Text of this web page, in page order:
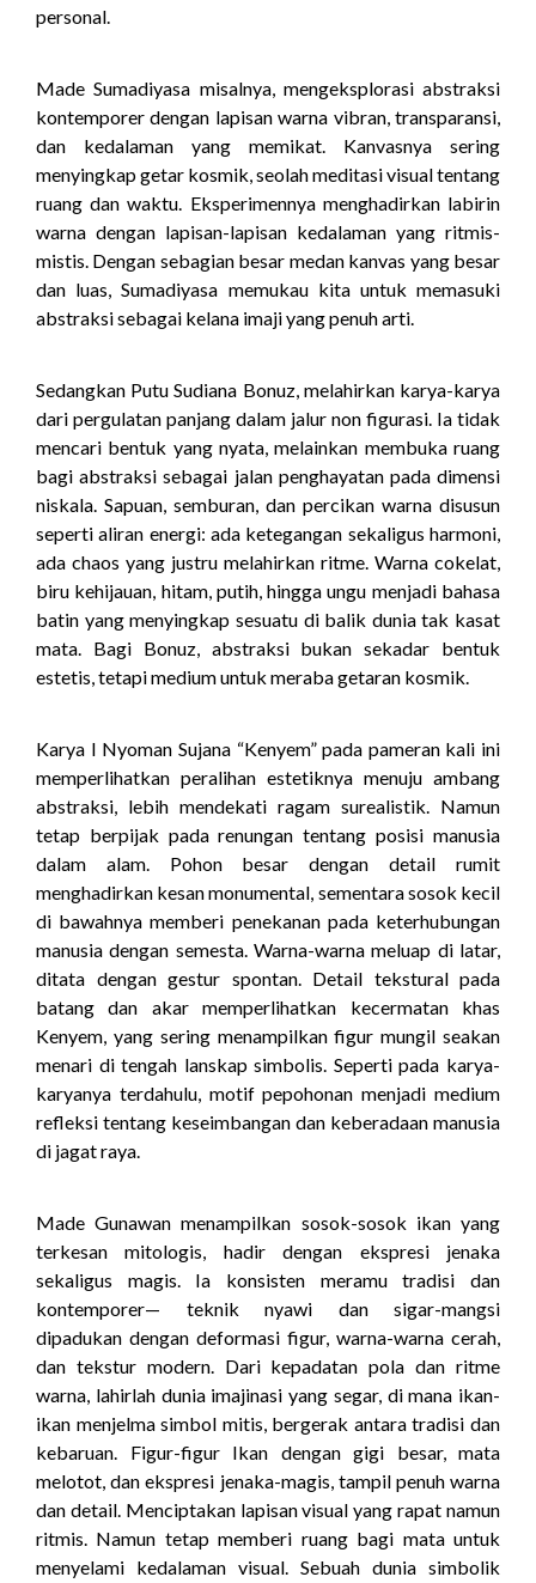
personal.
Made Sumadiyasa misalnya, mengeksplorasi abstraksi
kontemporer dengan lapisan warna vibran, transparansi,
dan kedalaman yang memikat. Kanvasnya sering
menyingkap getar kosmik, seolah meditasi visual tentang
ruang dan waktu. Eksperimennya menghadirkan labirin
warna dengan lapisan-lapisan kedalaman yang ritmis-
mistis. Dengan sebagian besar medan kanvas yang besar
dan luas, Sumadiyasa memukau kita untuk memasuki
abstraksi sebagai kelana imaji yang penuh arti.
Sedangkan Putu Sudiana Bonuz, melahirkan karya-karya
dari pergulatan panjang dalam jalur non figurasi. Ia tidak
mencari bentuk yang nyata, melainkan membuka ruang
bagi abstraksi sebagai jalan penghayatan pada dimensi
niskala. Sapuan, semburan, dan percikan warna disusun
seperti aliran energi: ada ketegangan sekaligus harmoni,
ada chaos yang justru melahirkan ritme. Warna cokelat,
biru kehijauan, hitam, putih, hingga ungu menjadi bahasa
batin yang menyingkap sesuatu di balik dunia tak kasat
mata. Bagi Bonuz, abstraksi bukan sekadar bentuk
estetis, tetapi medium untuk meraba getaran kosmik.
Karya I Nyoman Sujana “Kenyem” pada pameran kali ini
memperlihatkan peralihan estetiknya menuju ambang
abstraksi, lebih mendekati ragam surealistik. Namun
tetap berpijak pada renungan tentang posisi manusia
dalam alam. Pohon besar dengan detail rumit
menghadirkan kesan monumental, sementara sosok kecil
di bawahnya memberi penekanan pada keterhubungan
manusia dengan semesta. Warna-warna meluap di latar,
ditata dengan gestur spontan. Detail tekstural pada
batang dan akar memperlihatkan kecermatan khas
Kenyem, yang sering menampilkan figur mungil seakan
menari di tengah lanskap simbolis. Seperti pada karya-
karyanya terdahulu, motif pepohonan menjadi medium
refleksi tentang keseimbangan dan keberadaan manusia
di jagat raya.
Made Gunawan menampilkan sosok-sosok ikan yang
terkesan mitologis, hadir dengan ekspresi jenaka
sekaligus magis. Ia konsisten meramu tradisi dan
kontemporer— teknik nyawi dan sigar-mangsi
dipadukan dengan deformasi figur, warna-warna cerah,
dan tekstur modern. Dari kepadatan pola dan ritme
warna, lahirlah dunia imajinasi yang segar, di mana ikan-
ikan menjelma simbol mitis, bergerak antara tradisi dan
kebaruan. Figur-figur Ikan dengan gigi besar, mata
melotot, dan ekspresi jenaka-magis, tampil penuh warna
dan detail. Menciptakan lapisan visual yang rapat namun
ritmis. Namun tetap memberi ruang bagi mata untuk
menyelami kedalaman visual. Sebuah dunia simbolik